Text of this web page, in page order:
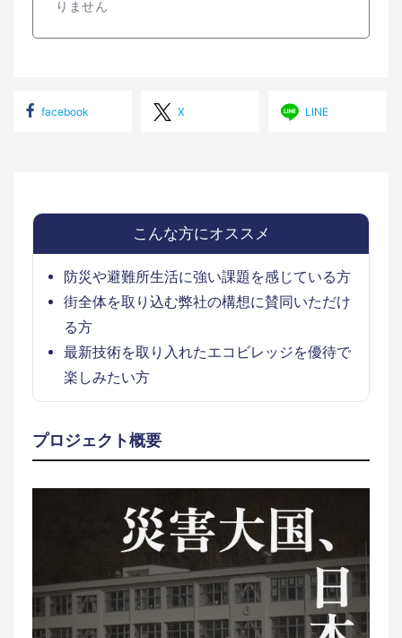
りません
facebook X LINE
こんな方にオススメ
防災や避難所生活に強い課題を感じている方
街全体を取り込む弊社の構想に賛同いただけ
る方
最新技術を取り入れたエコビレッジを優待で
楽しみたい方
プロジェクト概要